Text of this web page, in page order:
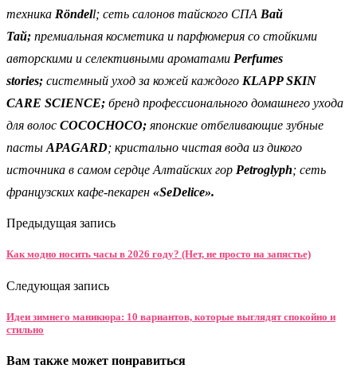
техника Röndell; сеть салонов тайского СПА Вай
Тай; премиальная косметика и парфюмерия со стойкими
авторскими и селективными ароматами Perfumes
stories; системный уход за кожей каждого KLAPP SKIN
CARE SCIENCE; бренд профессионального домашнего ухода
для волос COCOCHOCO; японские отбеливающие зубные
пасты APAGARD; кристально чистая вода из дикого
источника в самом сердце Алтайских гор Petroglyph; сеть
французских кафе-пекарен «SeDelice».
Предыдущая запись
Как модно носить часы в 2026 году? (Нет, не просто на запястье)
Следующая запись
Идеи зимнего маникюра: 10 вариантов, которые выглядят спокойно и
стильно
Вам также может понравиться